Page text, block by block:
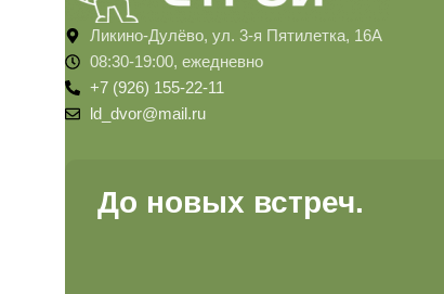
Ликино-Дулёво, ул. 3-я Пятилетка, 16А
08:30-19:00, ежедневно
+7 (926) 155-22-11
ld_dvor@mail.ru
До новых встреч.